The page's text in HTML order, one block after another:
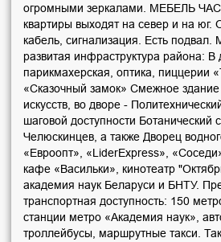
огромными зеркалами. МЕБЕЛЬ
квартиры выходят на север и на юг.
кабель, сигнализация. Есть подвал.
развитая инфраструктура района:
парикмахерская, оптика, пиццерии
«Сказочный замок» Смежное
искусств, во дворе -
шаговой доступности Ботанический
Челюскинцев, а также Дворец
«Евроопт», «LiderExpress»,
кафе «Васильки», кинотеатр
академия наук Беларуси и БНТУ.
транспортная доступность: 150
станции метро «Академия наук»,
троллейбусы, маршрутные такси.